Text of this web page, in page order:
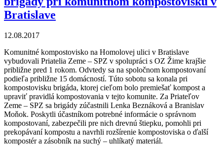
Bratislave
12.08.2017
Komunitné kompostovisko na Homolovej ulici v Bratislave
vybudovali Priatelia Zeme – SPZ v spolupráci s OZ Žime krajšie
približne pred 1 rokom. Odvtedy sa na spoločnom kompostovaní
podieľa približne 15 domácností. Túto sobotu sa konala pri
kompostovisku brigáda, ktorej cieľom bolo premiešať kompost a
upraviť pravidlá kompostovania v tejto komunite. Za Priateľov
Zeme – SPZ sa brigády zúčastnili Lenka Beznáková a Branislav
Moňok. Poskytli účastníkom potrebné informácie o správnom
kompostovaní, zabezpečili pre nich drevnú štiepku, pomohli pri
prekopávaní kompostu a navrhli rozšírenie kompostoviska o ďalší
kompostér a zásobník na suchý – uhlíkatý materiál.